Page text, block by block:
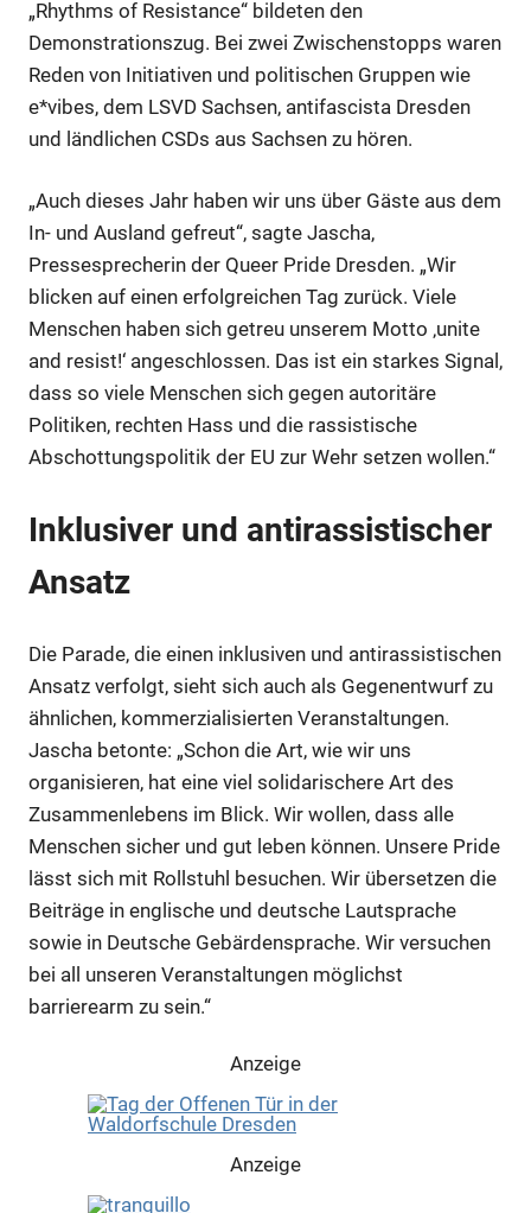
„Rhythms of Resistance“ bildeten den
Demonstrationszug. Bei zwei Zwischenstopps waren
Reden von Initiativen und politischen Gruppen wie
e*vibes, dem LSVD Sachsen, antifascista Dresden
und ländlichen CSDs aus Sachsen zu hören.
„Auch dieses Jahr haben wir uns über Gäste aus dem
In- und Ausland gefreut“, sagte Jascha,
Pressesprecherin der Queer Pride Dresden. „Wir
blicken auf einen erfolgreichen Tag zurück. Viele
Menschen haben sich getreu unserem Motto ‚unite
and resist!‘ angeschlossen. Das ist ein starkes Signal,
dass so viele Menschen sich gegen autoritäre
Politiken, rechten Hass und die rassistische
Abschottungspolitik der EU zur Wehr setzen wollen.“
Inklusiver und antirassistischer
Ansatz
Die Parade, die einen inklusiven und antirassistischen
Ansatz verfolgt, sieht sich auch als Gegenentwurf zu
ähnlichen, kommerzialisierten Veranstaltungen.
Jascha betonte: „Schon die Art, wie wir uns
organisieren, hat eine viel solidarischere Art des
Zusammenlebens im Blick. Wir wollen, dass alle
Menschen sicher und gut leben können. Unsere Pride
lässt sich mit Rollstuhl besuchen. Wir übersetzen die
Beiträge in englische und deutsche Lautsprache
sowie in Deutsche Gebärdensprache. Wir versuchen
bei all unseren Veranstaltungen möglichst
barrierearm zu sein.“
Anzeige
Anzeige